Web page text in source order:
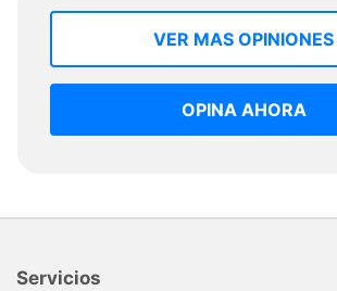
VER MAS OPINIONES
OPINA AHORA
Servicios